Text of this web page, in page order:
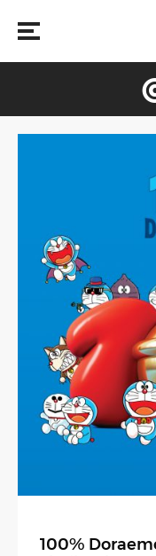
100%